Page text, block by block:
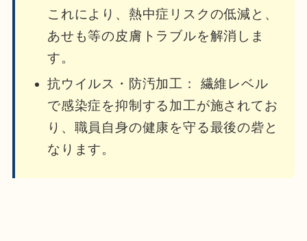
これにより、熱中症リスクの低減と、
あせも等の皮膚トラブルを解消しま
す。
抗ウイルス・防汚加工： 繊維レベル
で感染症を抑制する加工が施されてお
り、職員自身の健康を守る最後の砦と
なります。